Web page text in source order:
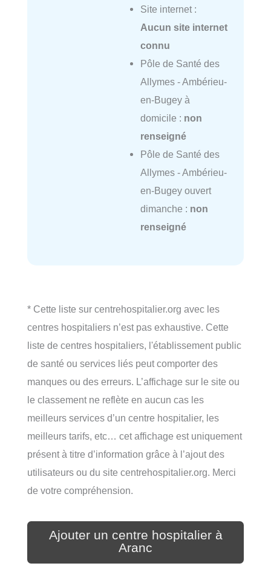
Site internet :
Aucun site internet
connu
Pôle de Santé des
Allymes - Ambérieu-
en-Bugey à
domicile : non
renseigné
Pôle de Santé des
Allymes - Ambérieu-
en-Bugey ouvert
dimanche : non
renseigné
* Cette liste sur centrehospitalier.org avec les
centres hospitaliers n’est pas exhaustive. Cette
liste de centres hospitaliers, l'établissement public
de santé ou services liés peut comporter des
manques ou des erreurs. L’affichage sur le site ou
le classement ne reflète en aucun cas les
meilleurs services d’un centre hospitalier, les
meilleurs tarifs, etc… cet affichage est uniquement
présent à titre d’information grâce à l’ajout des
utilisateurs ou du site centrehospitalier.org. Merci
de votre compréhension.
Ajouter un centre hospitalier à
Aranc